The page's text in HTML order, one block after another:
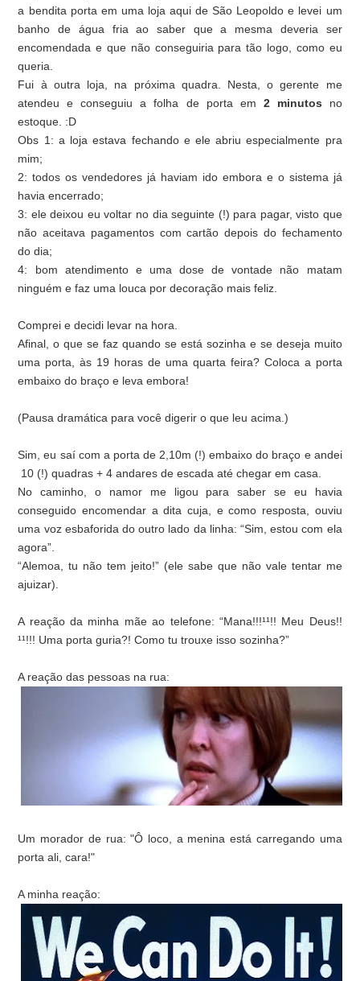
a bendita porta em uma loja aqui de São Leopoldo e levei um
banho de água fria ao saber que a mesma deveria ser
encomendada e que não conseguiria para tão logo, como eu
queria.
Fui à outra loja, na próxima quadra. Nesta, o gerente me
atendeu e conseguiu a folha de porta em 2 minutos no
estoque. :D
Obs 1: a loja estava fechando e ele abriu especialmente pra
mim;
2: todos os vendedores já haviam ido embora e o sistema já
havia encerrado;
3: ele deixou eu voltar no dia seguinte (!) para pagar, visto que
não aceitava pagamentos com cartão depois do fechamento
do dia;
4: bom atendimento e uma dose de vontade não matam
ninguém e faz uma louca por decoração mais feliz.
Comprei e decidi levar na hora.
Afinal, o que se faz quando se está sozinha e se deseja muito
uma porta, às 19 horas de uma quarta feira? Coloca a porta
embaixo do braço e leva embora!
(Pausa dramática para você digerir o que leu acima.)
Sim, eu saí com a porta de 2,10m (!) embaixo do braço e andei
10 (!) quadras + 4 andares de escada até chegar em casa.
No caminho, o namor me ligou para saber se eu havia
conseguido encomendar a dita cuja, e como resposta, ouviu
uma voz esbaforida do outro lado da linha: “Sim, estou com ela
agora”.
“Alemoa, tu não tem jeito!” (ele sabe que não vale tentar me
ajuizar).
A reação da minha mãe ao telefone: “Mana!!!¹¹!! Meu Deus!!
¹¹!!! Uma porta guria?! Como tu trouxe isso sozinha?”
A reação das pessoas na rua:
Um morador de rua: "Ô loco, a menina está carregando uma
porta ali, cara!"
A minha reação: